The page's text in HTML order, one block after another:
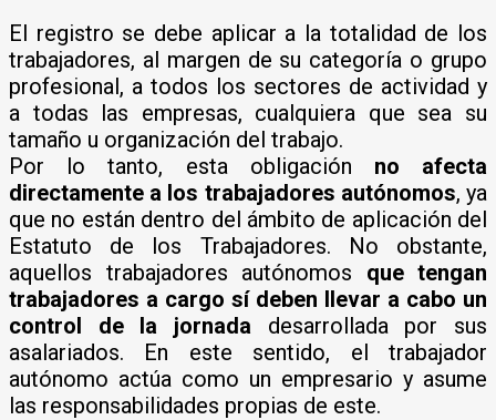
El registro se debe aplicar a la totalidad de los
trabajadores, al margen de su categoría o grupo
profesional, a todos los sectores de actividad y
a todas las empresas, cualquiera que sea su
tamaño u organización del trabajo.
Por lo tanto, esta obligación no afecta
directamente a los trabajadores autónomos, ya
que no están dentro del ámbito de aplicación del
Estatuto de los Trabajadores. No obstante,
aquellos trabajadores autónomos que tengan
trabajadores a cargo sí deben llevar a cabo un
control de la jornada desarrollada por sus
asalariados. En este sentido, el trabajador
autónomo actúa como un empresario y asume
las responsabilidades propias de este.